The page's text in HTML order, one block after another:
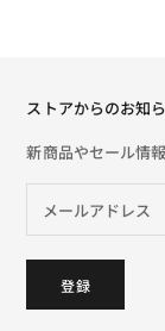
ストアからのお知
新商品やセール情
登録